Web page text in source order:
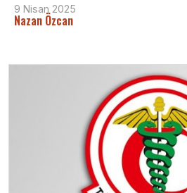
9 Nisan 2025
Nazan Özcan